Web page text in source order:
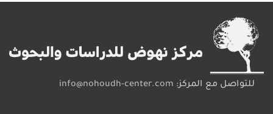
للتواصل مع المركز: info@nohoudh-center.com